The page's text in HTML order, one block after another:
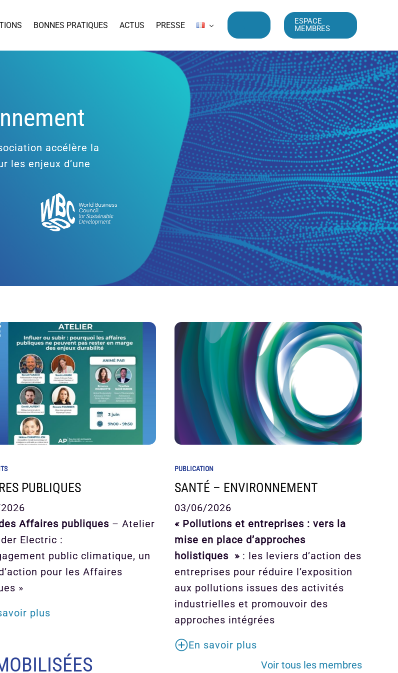
BONNES PRATIQUES ACTUS PRESSE
ESPACE
MEMBRES
accélère la
les enjeux d’une
PUBLIQUES
Affaires publiques – Atelier
Electric :
public climatique, un
pour les Affaires
»
plus
PUBLICATION
SANTÉ – ENVIRONNEMENT
03/06/2026
« Pollutions et entreprises : vers la
mise en place d’approches
holistiques »: les leviers d’action des
entreprises pour réduire l’exposition
aux pollutions issues des activités
industrielles et promouvoir des
approches intégrées
En savoir plus
Voir tous les membres